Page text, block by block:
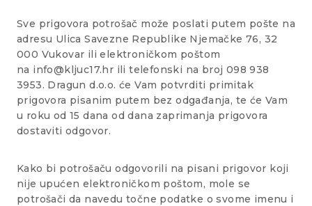
Sve prigovora potrošač može poslati putem pošte na
adresu Ulica Savezne Republike Njemačke 76, 32
000 Vukovar ili elektroničkom poštom
na info@kljuc17.hr ili telefonski na broj 098 938
3953. Dragun d.o.o. će Vam potvrditi primitak
prigovora pisanim putem bez odgađanja, te će Vam
u roku od 15 dana od dana zaprimanja prigovora
dostaviti odgovor.
Kako bi potrošaču odgovorili na pisani prigovor koji
nije upućen elektroničkom poštom, mole se
potrošači da navedu točne podatke o svome imenu i